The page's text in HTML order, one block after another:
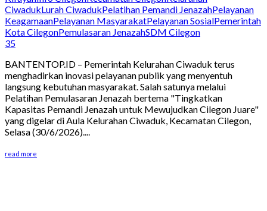
CiwadukLurah CiwadukPelatihan Pemandi JenazahPelayanan
KeagamaanPelayanan MasyarakatPelayanan SosialPemerintah
Kota CilegonPemulasaran JenazahSDM Cilegon
35
BANTENTOP.ID – Pemerintah Kelurahan Ciwaduk terus
menghadirkan inovasi pelayanan publik yang menyentuh
langsung kebutuhan masyarakat. Salah satunya melalui
Pelatihan Pemulasaran Jenazah bertema "Tingkatkan
Kapasitas Pemandi Jenazah untuk Mewujudkan Cilegon Juare"
yang digelar di Aula Kelurahan Ciwaduk, Kecamatan Cilegon,
Selasa (30/6/2026)....
read more